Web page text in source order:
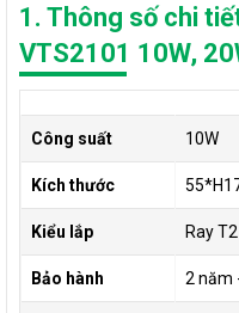
1. Thông số chi
VTS2101 10W,
Công suất 10W
Kích thước
Kiểu lắp Ray T2
Bảo hành 2 năm